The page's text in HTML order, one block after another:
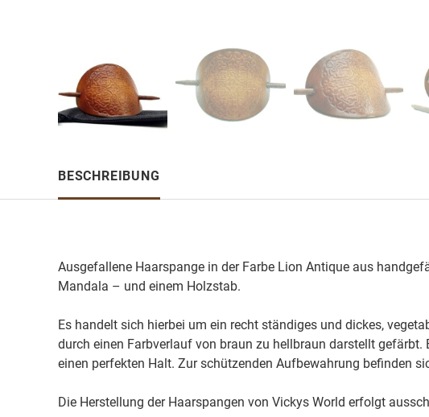
BESCHREIBUNG
Ausgefallene Haarspange in der Farbe Lion Antique aus
Mandala – und einem Holzstab.
Es handelt sich hierbei um ein recht ständiges und dickes,
durch einen Farbverlauf von braun zu hellbraun darstellt
einen perfekten Halt. Zur schützenden Aufbewahrung befinden
Die Herstellung der Haarspangen von Vickys World erfolgt